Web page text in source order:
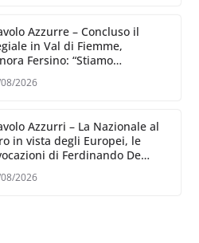
Azzurre – Concluso il
in Val di Fiemme,
Fersino: “Stiamo
poter migliorare”.
2026
Azzurri – La Nazionale al
in vista degli Europei, le
di Ferdinando De
2026